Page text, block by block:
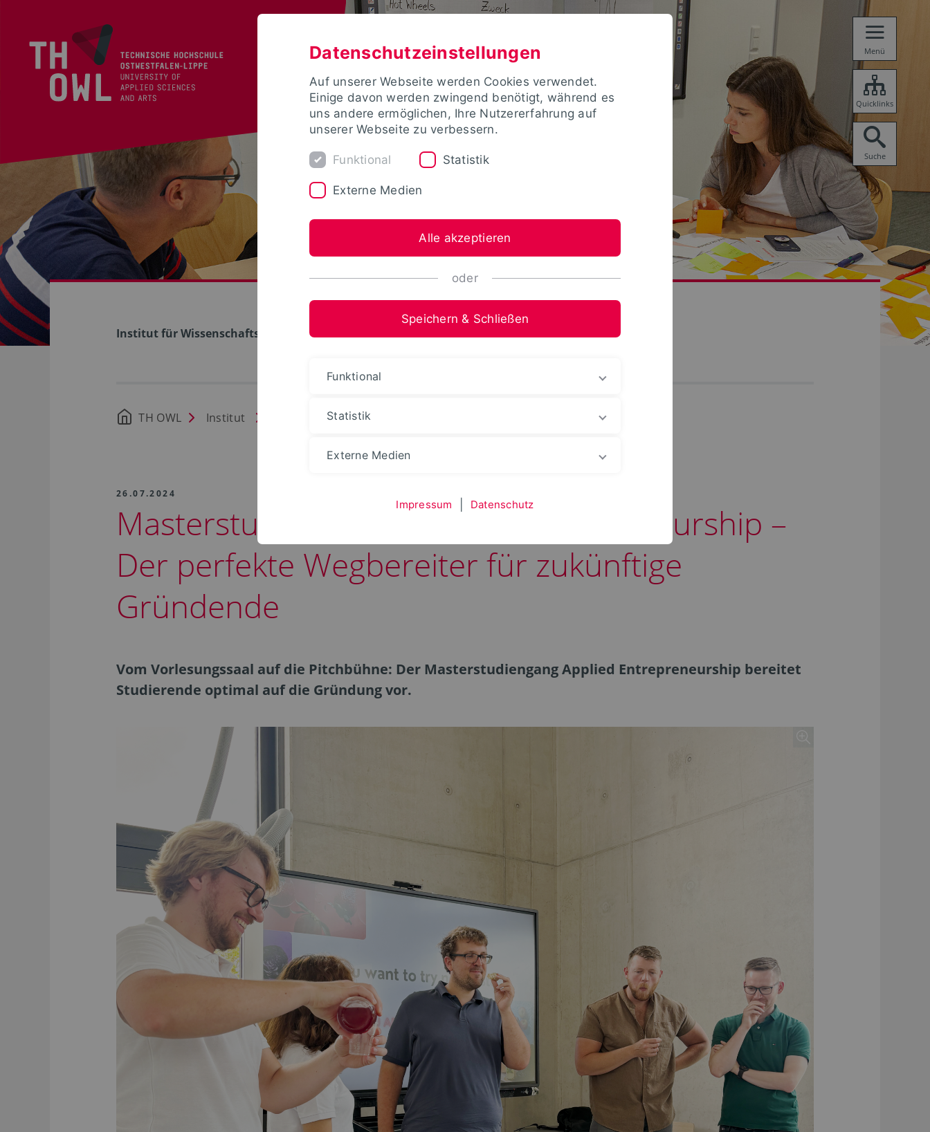
Menü
Quicklinks
Suche
Institut für Wissenschaftsdialog
TH OWL Institut
26.07.2024
Masterstudiengang Applied Entrepreneurship –
Der perfekte Wegbereiter für zukünftige
Gründende
Vom Vorlesungssaal auf die Pitchbühne: Der Masterstudiengang Applied Entrepreneurship bereitet
Studierende optimal auf die Gründung vor.
Datenschutzeinstellungen
Auf unserer Webseite werden Cookies verwendet.
Einige davon werden zwingend benötigt, während es
uns andere ermöglichen, Ihre Nutzererfahrung auf
unserer Webseite zu verbessern.
Funktional Statistik
Externe Medien
Alle akzeptieren
oder
Speichern & Schließen
Funktional
Statistik
Externe Medien
Impressum Datenschutz